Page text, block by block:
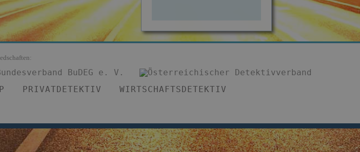
PRIVATDETEKTIV
WIRTSCHAFTSDETEKTIV